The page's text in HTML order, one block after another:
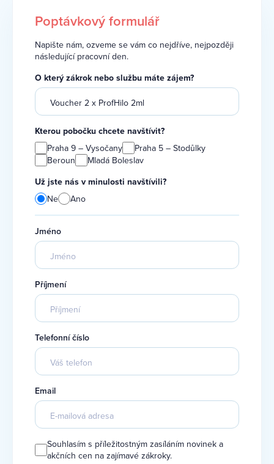
Poptávkový formulář
Napište nám, ozveme se vám co nejdříve, nejpozději
následující pracovní den.
O který zákrok nebo službu máte zájem?
Kterou pobočku chcete navštívit?
Praha 9 – Vysočany
Praha 5 – Stodůlky
Beroun
Mladá Boleslav
Už jste nás v minulosti navštívili?
Ne
Ano
Jméno
Příjmení
Telefonní číslo
Email
Souhlasím s příležitostným zasíláním novinek a
akčních cen na zajímavé zákroky.